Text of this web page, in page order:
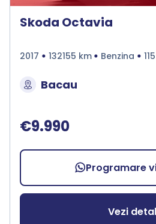
Skoda Octavia
2017 132155 km Benzina
Bacau
€9.990
Programare
Vezi